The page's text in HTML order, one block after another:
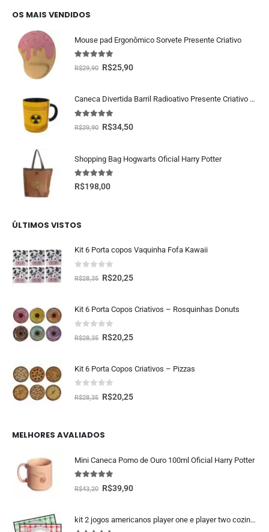
OS MAIS VENDIDOS
Mouse pad Ergonômico Sorvete Presente Criativo
5.00 fora de 5
R$29,90 R$25,90
Caneca Divertida Barril Radioativo Presente Criativo Geek
5.00 fora de 5
R$39,90 R$34,50
Shopping Bag Hogwarts Oficial Harry Potter
5.00 fora de 5
R$198,00
ÚLTIMOS VISTOS
Kit 6 Porta copos Vaquinha Fofa Kawaii
fora de 5
R$28,35 R$20,25
Kit 6 Porta Copos Criativos – Rosquinhas Donuts
fora de 5
R$28,35 R$20,25
Kit 6 Porta Copos Criativos – Pizzas
fora de 5
R$28,35 R$20,25
MELHORES AVALIADOS
Mini Caneca Pomo de Ouro 100ml Oficial Harry Potter
fora de 5
R$43,20 R$39,90
kit 2 jogos americanos player one e player two cozinha geek